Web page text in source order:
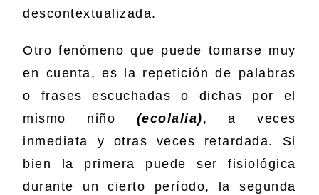
descontextualizada.
Otro fenómeno que puede tomarse muy
en cuenta, es la repetición de palabras
o frases escuchadas o dichas por el
mismo niño (ecolalia), a veces
inmediata y otras veces retardada. Si
bien la primera puede ser fisiológica
durante un cierto período, la segunda